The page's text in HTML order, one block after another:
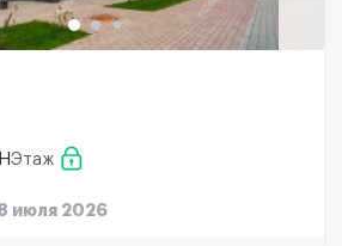
Этаж
июля 2026